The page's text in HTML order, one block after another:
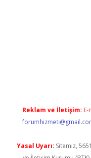
Reklam ve İletişim: E-
Yasal Uyarı: Sitemiz,